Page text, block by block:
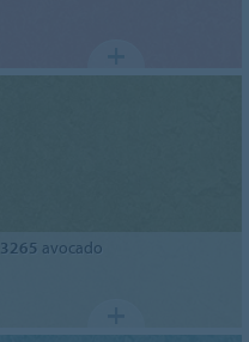
3265 avocado